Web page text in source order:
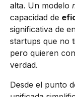
alta. Un modelo
capacidad de
significativa de
startups que no
pero quieren
verdad.
Desde el punto